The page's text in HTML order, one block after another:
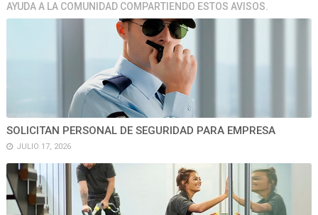
AYUDA A LA COMUNIDAD COMPARTIENDO ESTOS AVISOS.
SOLICITAN PERSONAL DE SEGURIDAD PARA EMPRESA
JULIO 17, 2026